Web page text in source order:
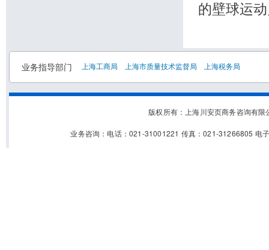
的壁球运
业务指导部门 上海工商局 上海市质量技术监督局 上海税务局
版权所有：上海川安页商务咨询有
业务咨询：电话：021-31001221 传真：021-31266805 电